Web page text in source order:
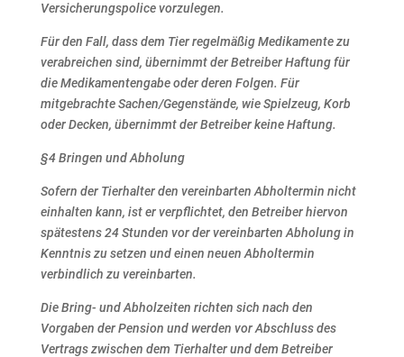
Versicherungspolice vorzulegen.
Für den Fall, dass dem Tier regelmäßig Medikamente zu
verabreichen sind, übernimmt der BetreiberHaftung für
die Medikamentengabe oder deren Folgen. Für
mitgebrachte Sachen/Gegenstände, wie Spielzeug, Korb
oder Decken, übernimmt der Betreiber keineHaftung.
§4 Bringen und Abholung
Sofern der Tierhalter den vereinbarten Abholtermin nicht
einhalten kann, ist er verpflichtet, den Betreiberhiervon
spätestens 24 Stunden vor der vereinbarten Abholung in
Kenntnis zu setzen und einen neuen Abholtermin
verbindlich zu vereinbarten.
Die Bring- und Abholzeiten richten sich nach den
Vorgaben der Pension und werden vor Abschluss des
Vertrags zwischen dem Tierhalter und dem Betreiber